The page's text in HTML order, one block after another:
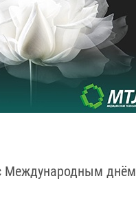
Международным днём